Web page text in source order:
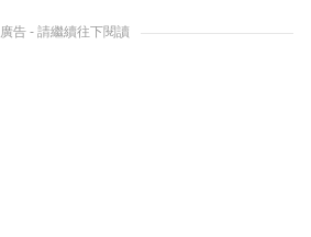
廣告 - 請繼續往下閱讀